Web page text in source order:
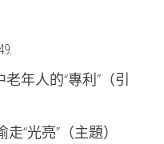
年人的“專利”（引
“光亮”（主題）